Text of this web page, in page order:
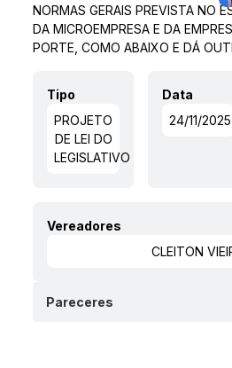
NORMAS GERAIS PREVISTA NO
DA MICROEMPRESA E DA
PORTE, COMO ABAIXO E DÁ
Tipo
PROJETO
DE LEI DO
LEGISLATIVO
Data
24/11/2025
Vereadores
CLEITON
Pareceres